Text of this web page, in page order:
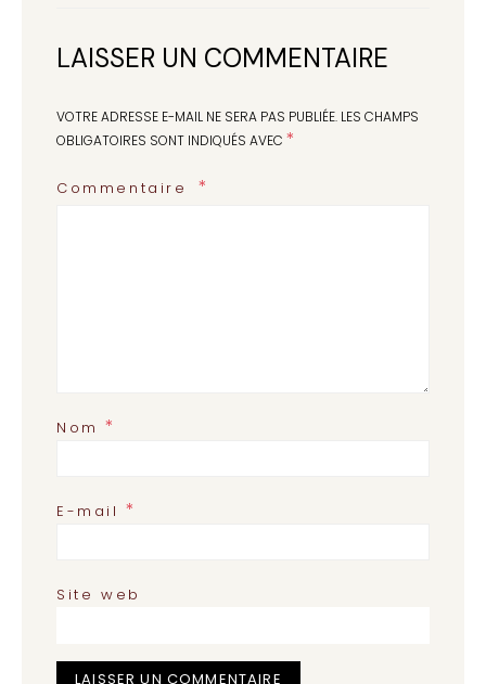
LAISSER UN COMMENTAIRE
VOTRE ADRESSE E-MAIL NE SERA PAS PUBLIÉE. LES CHAMPS
OBLIGATOIRES SONT INDIQUÉS AVEC *
Commentaire
Nom*
E-mail*
Site web